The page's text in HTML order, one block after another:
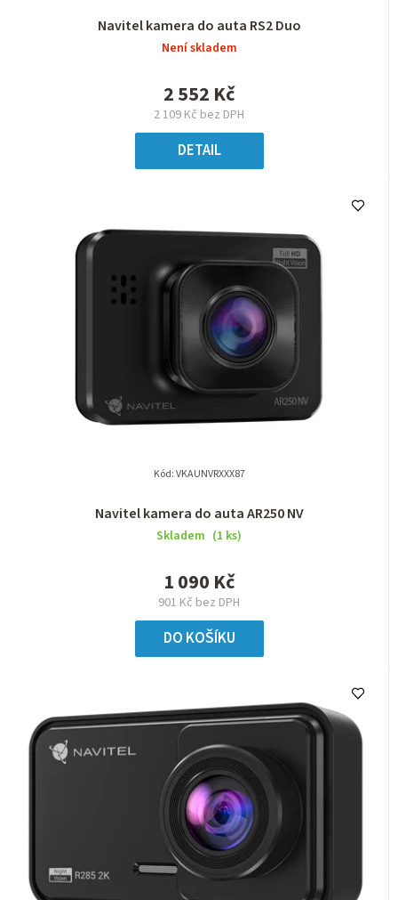
Navitel kamera do auta RS2 Duo
Není skladem
2 109 Kč bez DPH
2 552 Kč
DETAIL
Navitel kamera do auta AR250 NV
Skladem (1 ks)
901 Kč bez DPH
1 090 Kč
DO KOŠÍKU
Kód:VKAUNVRXXX87